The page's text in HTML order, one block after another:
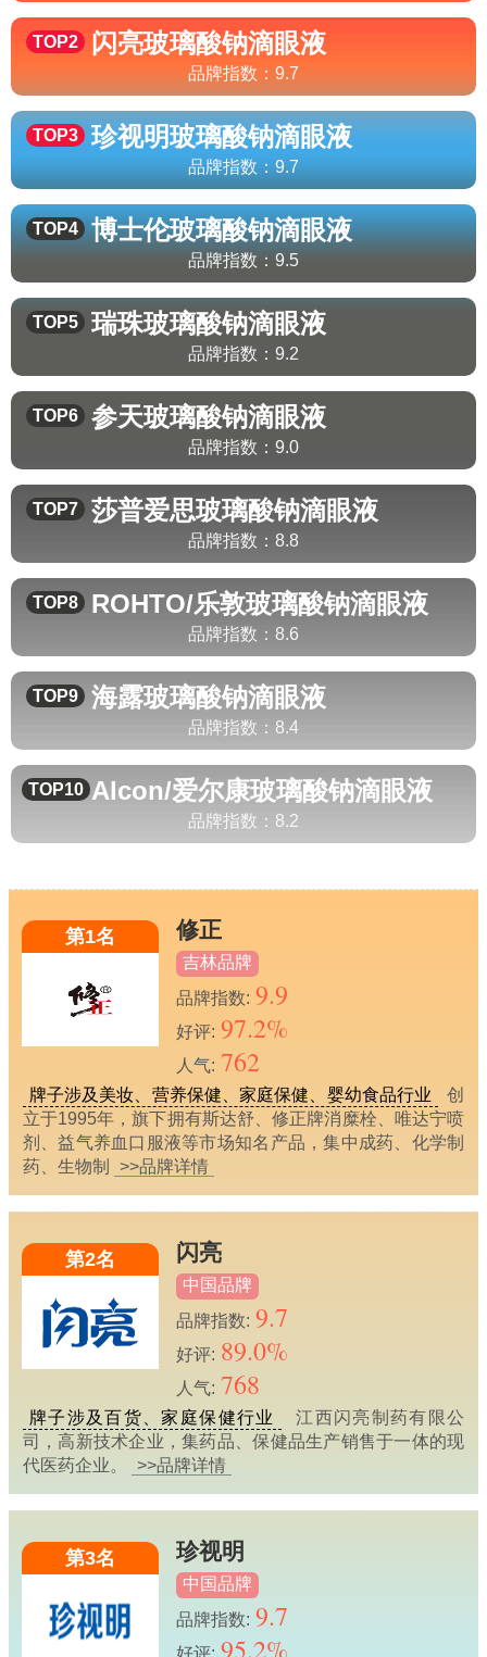
TOP2 闪亮玻璃酸钠滴眼液
品牌指数： 9.7
TOP3 珍视明玻璃酸钠滴眼液
品牌指数： 9.7
TOP4 博士伦玻璃酸钠滴眼液
品牌指数： 9.5
TOP5 瑞珠玻璃酸钠滴眼液
品牌指数： 9.2
TOP6 参天玻璃酸钠滴眼液
品牌指数： 9.0
TOP7 莎普爱思玻璃酸钠滴眼液
品牌指数： 8.8
TOP8 ROHTO/乐敦玻璃酸钠滴眼液
品牌指数： 8.6
TOP9 海露玻璃酸钠滴眼液
品牌指数： 8.4
TOP10 Alcon/爱尔康玻璃酸钠滴眼液
品牌指数： 8.2
第1名 修正
吉林品牌
品牌指数: 9.9
好评: 97.2%
人气: 762
牌子涉及美妆、营养保健、家庭保健、婴幼食品行业
创
立于1995年，旗下拥有斯达舒、修正牌消糜栓、唯达宁喷
剂、益气养血口服液等市场知名产品，集中成药、化学制
药、生物制
>>品牌详情
第2名 闪亮
中国品牌
品牌指数: 9.7
好评: 89.0%
人气: 768
牌子涉及百货、家庭保健行业
江西闪亮制药有限公
司，高新技术企业，集药品、保健品生产销售于一体的现
代医药企业。
>>品牌详情
第3名 珍视明
中国品牌
品牌指数: 9.7
好评: 95.2%